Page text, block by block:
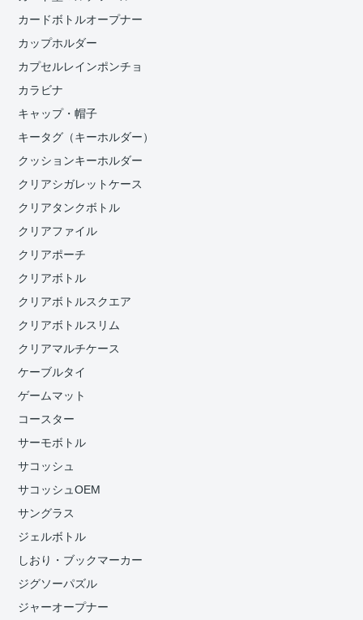
カードボトルオープナー
カップホルダー
カプセルレインポンチョ
カラビナ
キャップ・帽子
キータグ（キーホルダー）
クッションキーホルダー
クリアシガレットケース
クリアタンクボトル
クリアファイル
クリアポーチ
クリアボトル
クリアボトルスクエア
クリアボトルスリム
クリアマルチケース
ケーブルタイ
ゲームマット
コースター
サーモボトル
サコッシュ
サコッシュOEM
サングラス
ジェルボトル
しおり・ブックマーカー
ジグソーパズル
ジャーオープナー